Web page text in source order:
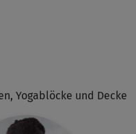
Yogablöcke und Decke